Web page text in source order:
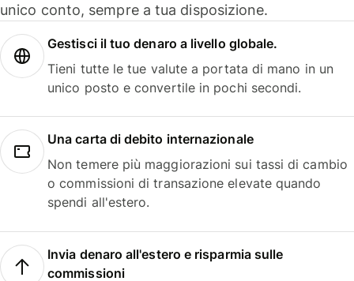
unico conto, sempre a tua disposizione.
Gestisci il tuo denaro a livello globale.
Tieni tutte le tue valute a portata di mano in un
unico posto e convertile in pochi secondi.
Una carta di debito internazionale
Non temere più maggiorazioni sui tassi di cambio
o commissioni di transazione elevate quando
spendi all'estero.
Invia denaro all'estero e risparmia sulle
commissioni